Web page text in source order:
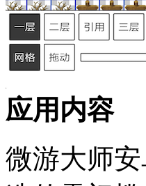
应用内容
微游大师